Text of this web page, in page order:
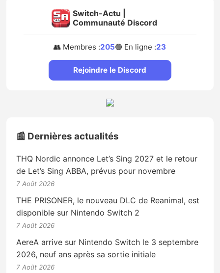
Switch-Actu |
Communauté Discord
👥 Membres :205🟢 En ligne :23
Rejoindre le Discord
📰 Dernières actualités
THQ Nordic annonce Let’s Sing 2027 et le retour
de Let’s Sing ABBA, prévus pour novembre
7 Août 2026
THE PRISONER, le nouveau DLC de Reanimal, est
disponible sur Nintendo Switch 2
7 Août 2026
AereA arrive sur Nintendo Switch le 3 septembre
2026, neuf ans après sa sortie initiale
7 Août 2026